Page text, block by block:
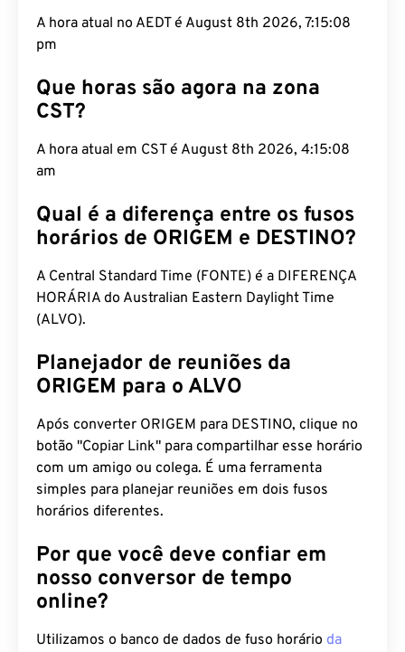
A hora atual no AEDT é August 8th 2026, 7:15:09
pm
Que horas são agora na zona
CST?
A hora atual em CST é August 8th 2026, 4:15:09
am
Qual é a diferença entre os fusos
horários de ORIGEM e DESTINO?
A Central Standard Time (FONTE) é a DIFERENÇA
HORÁRIA do Australian Eastern Daylight Time
(ALVO).
Planejador de reuniões da
ORIGEM para o ALVO
Após converter ORIGEM para DESTINO, clique no
botão "Copiar Link" para compartilhar esse horário
com um amigo ou colega. É uma ferramenta
simples para planejar reuniões em dois fusos
horários diferentes.
Por que você deve confiar em
nosso conversor de tempo
online?
Utilizamos o banco de dados de fuso horário da